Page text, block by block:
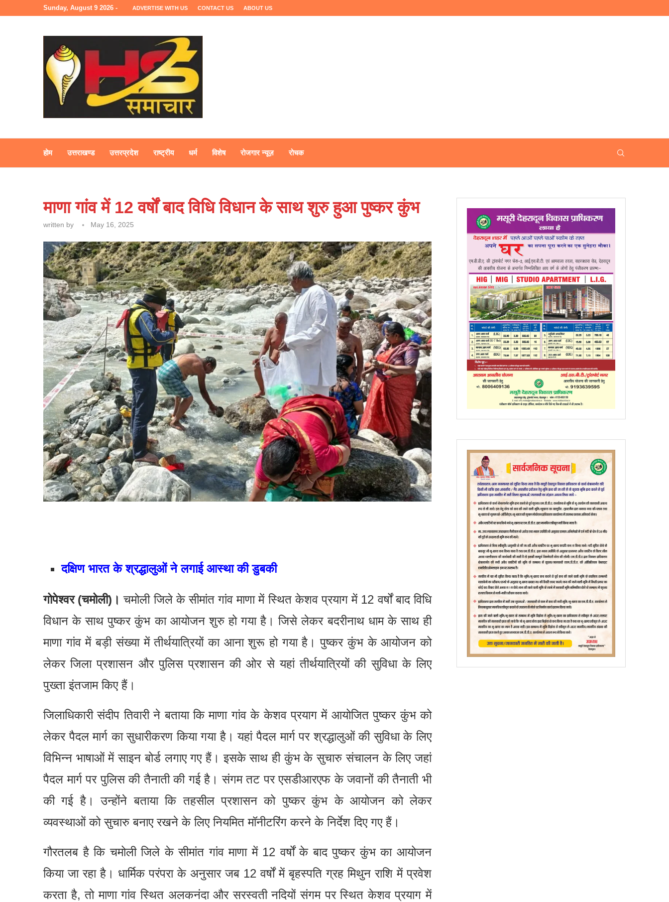
Sunday, August 9 2026 - ADVERTISE WITH US CONTACT US ABOUT US
होम उत्तराखण्ड उत्तरप्रदेश राष्ट्रीय धर्म विशेष रोजगार न्यूज़ रोचक
माणा गांव में 12 वर्षों बाद विधि विधान के साथ शुरु हुआ पुष्कर कुंभ
written by May 16, 2025
दक्षिण भारत के श्रद्धालुओं ने लगाई आस्था की डुबकी
गोपेश्वर (चमोली)। चमोली जिले के सीमांत गांव माणा में स्थित केशव प्रयाग में 12 वर्षों बाद विधि
विधान के साथ पुष्कर कुंभ का आयोजन शुरु हो गया है। जिसे लेकर बदरीनाथ धाम के साथ ही
माणा गांव में बड़ी संख्या में तीर्थयात्रियों का आना शुरू हो गया है। पुष्कर कुंभ के आयोजन को
लेकर जिला प्रशासन और पुलिस प्रशासन की ओर से यहां तीर्थयात्रियों की सुविधा के लिए
पुख्ता इंतजाम किए हैं।
जिलाधिकारी संदीप तिवारी ने बताया कि माणा गांव के केशव प्रयाग में आयोजित पुष्कर कुंभ को
लेकर पैदल मार्ग का सुधारीकरण किया गया है। यहां पैदल मार्ग पर श्रद्धालुओं की सुविधा के लिए
विभिन्न भाषाओं में साइन बोर्ड लगाए गए हैं। इसके साथ ही कुंभ के सुचारु संचालन के लिए जहां
पैदल मार्ग पर पुलिस की तैनाती की गई है। संगम तट पर एसडीआरएफ के जवानों की तैनाती भी
की गई है। उन्होंने बताया कि तहसील प्रशासन को पुष्कर कुंभ के आयोजन को लेकर
व्यवस्थाओं को सुचारु बनाए रखने के लिए नियमित मॉनीटरिंग करने के निर्देश दिए गए हैं।
गौरतलब है कि चमोली जिले के सीमांत गांव माणा में 12 वर्षों के बाद पुष्कर कुंभ का आयोजन
किया जा रहा है। धार्मिक परंपरा के अनुसार जब 12 वर्षों में बृहस्पति ग्रह मिथुन राशि में प्रवेश
करता है, तो माणा गांव स्थित अलकनंदा और सरस्वती नदियों संगम पर स्थित केशव प्रयाग में